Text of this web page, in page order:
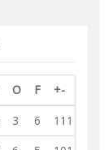
O F
+-
3 6
111 - 110